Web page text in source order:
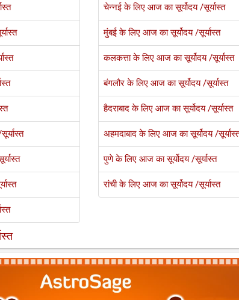
चेन्नई के लिए आज का सूर्योदय /सूर्यास्त
मुंबई के लिए आज का सूर्योदय /सूर्यास्त
कलकत्ता के लिए आज का सूर्योदय /सूर्यास्त
बंगलौर के लिए आज का सूर्योदय /सूर्यास्त
हैदराबाद के लिए आज का सूर्योदय /सूर्यास्त
अहमदाबाद के लिए आज का सूर्योदय /
पुणे के लिए आज का सूर्योदय /सूर्यास्त
रांची के लिए आज का सूर्योदय /सूर्यास्त